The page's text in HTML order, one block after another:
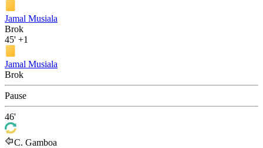
Jamal Musiala
Brok
45' +1
Jamal Musiala
Brok
Pause
46'
C. Gamboa